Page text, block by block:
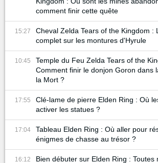
comment finir cette quête
15:27
Cheval Zelda Tears of the Kingdom :
complet sur les montures d'Hyrule
10:45
Temple du Feu Zelda Tears of the
Comment finir le donjon Goron dans
la Mort ?
17:55
Clé-lame de pierre Elden Ring : Où
activer les statues ?
17:04
Tableau Elden Ring : Où aller pour
énigmes de chasse au trésor ?
16:12 Bien débuter sur Elden Ring : Toutes